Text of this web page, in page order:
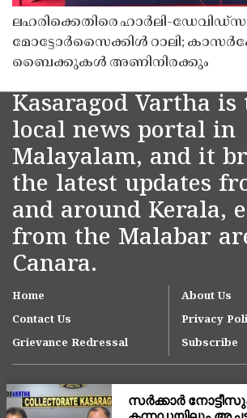
ലഹരിക്കെതിരെ ഹാർലി-
മോട്ടോർസൈക്കിൾ റാലി;
ബൈക്കുകൾ അണിനിരക്കും
Kasaragod Vartha
local news portal in
Malayalam, and it
the latest updates
and around Kerala,
from the Malabar
Canara.
Home
About Us
Contact Us
Privacy
Grievance Redressal
Subscribe
'ഇന്ത്യയിലെ